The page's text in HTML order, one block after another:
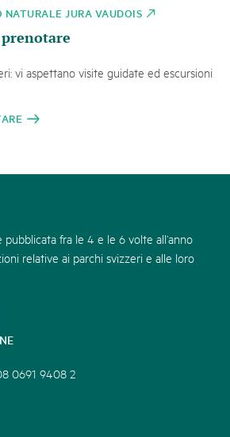
NATURALE JURA VAUDOIS
vi aspettano visite guidate ed escursioni
fra le 4 e le 6 volte all’anno
relative ai parchi svizzeri e alle loro
0691 9408 2